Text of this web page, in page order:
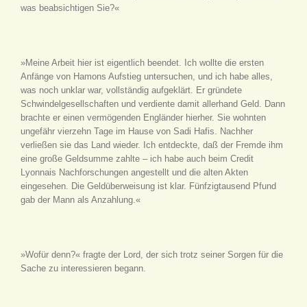
was beabsichtigen Sie?«
»Meine Arbeit hier ist eigentlich beendet. Ich wollte die ersten
Anfänge von Hamons Aufstieg untersuchen, und ich habe alles,
was noch unklar war, vollständig aufgeklärt. Er gründete
Schwindelgesellschaften und verdiente damit allerhand Geld. Dann
brachte er einen vermögenden Engländer hierher. Sie wohnten
ungefähr vierzehn Tage im Hause von Sadi Hafis. Nachher
verließen sie das Land wieder. Ich entdeckte, daß der Fremde ihm
eine große Geldsumme zahlte – ich habe auch beim Credit
Lyonnais Nachforschungen angestellt und die alten Akten
eingesehen. Die Geldüberweisung ist klar. Fünfzigtausend Pfund
gab der Mann als Anzahlung.«
»Wofür denn?« fragte der Lord, der sich trotz seiner Sorgen für die
Sache zu interessieren begann.